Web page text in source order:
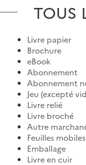
TOUS
Livre papier
Brochure
eBook
Abonnement
Abonnement
Jeu (excepté
Livre relié
Livre broché
Autre
Feuilles mobiles
Emballage
Livre en cuir